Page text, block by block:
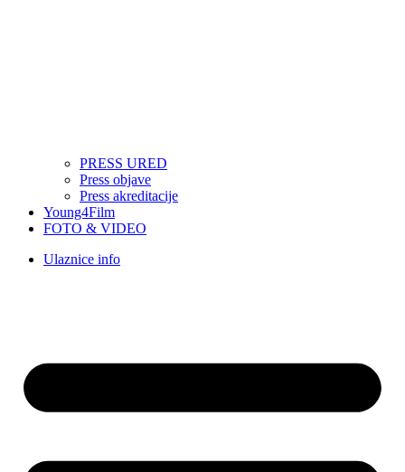
PRESS URED
Press objave
Press akreditacije
Young4Film
FOTO & VIDEO
Ulaznice info